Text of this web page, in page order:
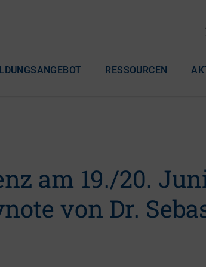
RESSOURCEN
am 19./20.
von Dr.